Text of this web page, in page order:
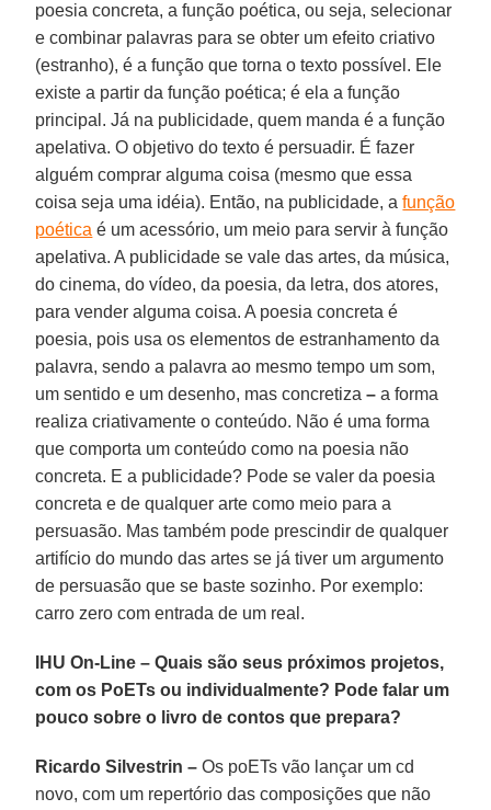
poesia concreta, a função poética, ou seja, selecionar
e combinar palavras para se obter um efeito criativo
(estranho), é a função que torna o texto possível. Ele
existe a partir da função poética; é ela a função
principal. Já na publicidade, quem manda é a função
apelativa. O objetivo do texto é persuadir. É fazer
alguém comprar alguma coisa (mesmo que essa
coisa seja uma idéia). Então, na publicidade, afunção
poética é um acessório, um meio para servir à função
apelativa. A publicidade se vale das artes, da música,
do cinema, do vídeo, da poesia, da letra, dos atores,
para vender alguma coisa. A poesia concreta é
poesia, pois usa os elementos de estranhamento da
palavra, sendo a palavra ao mesmo tempo um som,
um sentido e um desenho, mas concretiza– a forma
realiza criativamente o conteúdo. Não é uma forma
que comporta um conteúdo como na poesia não
concreta. E a publicidade? Pode se valer da poesia
concreta e de qualquer arte como meio para a
persuasão. Mas também pode prescindir de qualquer
artifício do mundo das artes se já tiver um argumento
de persuasão que se baste sozinho. Por exemplo:
carro zero com entrada de um real.
IHU On-Line – Quais são seus próximos projetos,
com os PoETs ou individualmente? Pode falar um
pouco sobre o livro de contos que prepara?
Ricardo Silvestrin – Os poETs vão lançar um cd
novo, com um repertório das composições que não